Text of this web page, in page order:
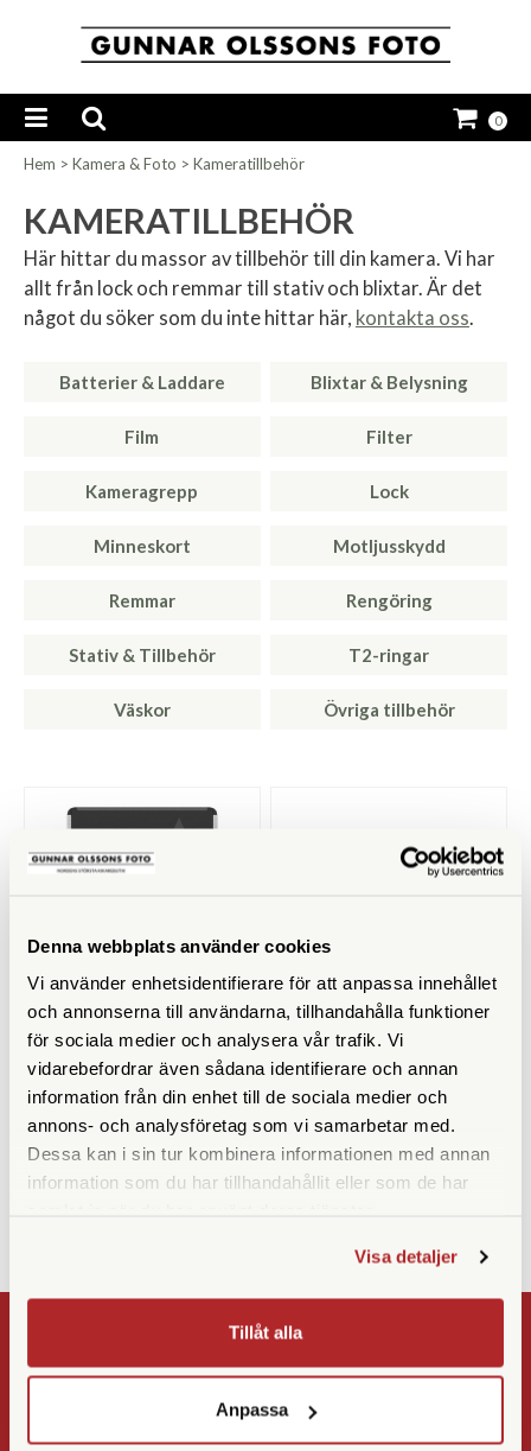
Denna webbplats använder cookies
Vi använder enhetsidentifierare för att anpassa innehållet
och annonserna till användarna, tillhandahålla funktioner
för sociala medier och analysera vår trafik. Vi
vidarebefordrar även sådana identifierare och annan
information från din enhet till de sociala medier och
annons- och analysföretag som vi samarbetar med.
Dessa kan i sin tur kombinera informationen med annan
information som du har tillhandahållit eller som de har
Visa detaljer
Tillåt alla
Anpassa
0
Hem > Kamera & Foto > Kameratillbehör
KAMERATILLBEHÖR
Här hittar du massor av tillbehör till din kamera. Vi har
allt från lock och remmar till stativ och blixtar. Är det
något du söker som du inte hittar här, kontakta oss.
Batterier & Laddare Blixtar & Belysning
Film Filter
Kameragrepp Lock
Minneskort Motljusskydd
Remmar Rengöring
Stativ & Tillbehör T2-ringar
Väskor Övriga tillbehör
Lexar
Lexar CFexpress Pro Silver
Serie R1750/W1300 512GB
Tillfälligt slut
2.990 SEK
Sigma
Sigma BP-81
Finns i lager
1.890 SEK
NYHETSBREV